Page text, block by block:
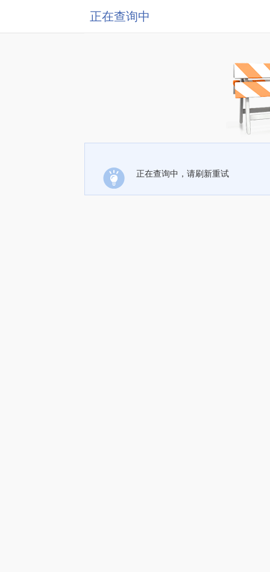
正在查询中
正在查询中，请刷新重试